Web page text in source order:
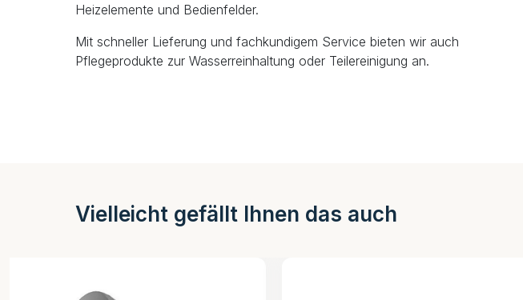
Heizelemente und Bedienfelder.
Mit schneller Lieferung und fachkundigem Service bieten wir auch
Pflegeprodukte zur Wasserreinhaltung oder Teilereinigung an.
Vielleicht gefällt Ihnen das auch